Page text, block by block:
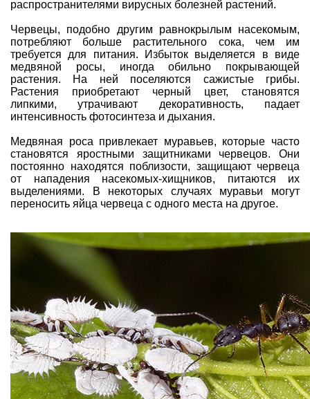
распространителями вирусных болезней растений.
Червецы, подобно другим равнокрылым насекомым,
потребляют больше растительного сока, чем им
требуется для питания. Избыток выделяется в виде
медвяной росы, иногда обильно покрывающей
растения. На ней поселяются сажистые грибы.
Растения приобретают черный цвет, становятся
липкими, утрачивают декоративность, падает
интенсивность фотосинтеза и дыхания.
Медвяная роса привлекает муравьев, которые часто
становятся яростными защитниками червецов. Они
постоянно находятся поблизости, защищают червеца
от нападения насекомых-хищников, питаются их
выделениями. В некоторых случаях муравьи могут
переносить яйца червеца с одного места на другое.